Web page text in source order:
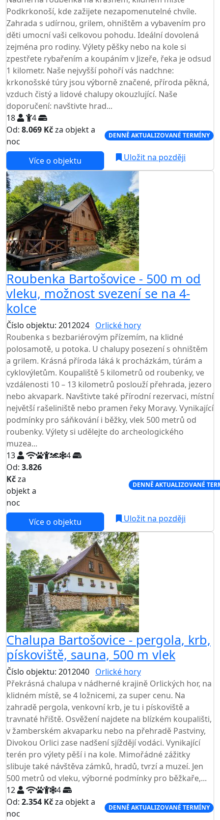
Podkrkonoší, kde zažijete nezapomenutelné chvíle.
Zahrada s udírnou, grilem, ohništěm a vybavením pro
děti umocní vaši celkovou pohodu. Ideální dovolená
zejména pro rodiny. Výlety pěšky nebo na kole si
zpestřete rybařením a koupáním v Jizeře, řeka je odsud
1 kilometr. Naše nejvyšší pohoří vás nadchne:
krkonošské túry jsou výborně značené, příroda pěkná,
vzduch čistý a lidové chalupy okouzlující. Naše
doporučení: navštivte hrad...
18
4
Od: 8.069 Kčza objekt a
noc
DENNĚ AKTUALIZOVANÉ TERMÍNY
Více o objektu Uložit na později
Roubenka Bartošovice - 500 m od
vleku, možnost svezení se na 4-
kolce
Číslo objektu: 2012024 Orlické hory
Roubenka s bezbariérovým přízemím, na klidné
polosamotě, u potoka. U chalupy posezení s ohništěm
a grilem. Krásná příroda láká k procházkám, túrám a
cyklovýletům. Koupaliště 5 kilometrů od roubenky, ve
vzdálenosti 10 – 13 kilometrů poslouží přehrada, jezero
nebo akvapark. Navštivte také přírodní rezervaci, místní
největší rašeliniště nebo pramen řeky Moravy. Vynikající
podmínky pro sáňkování i běžky, vlek 500 metrů od
roubenky. Výlety si udělejte do archeologického
muzea...
13
4
Od: 3.826
Kčza
objekt a
noc
DENNĚ AKTUALIZOVANÉ
Více o objektu Uložit na později
Chalupa Bartošovice - pergola, krb,
pískoviště, sauna, 500 m vlek
Číslo objektu: 2012040 Orlické hory
Překrásná chalupa v nádherné krajině Orlických hor, na
klidném místě, se 4 ložnicemi, za super cenu. Na
zahradě pergola, venkovní krb, je tu i pískoviště a
travnaté hřiště. Osvěžení najdete na blízkém koupališti,
v žamberském akvaparku nebo na přehradě Pastviny,
Divokou Orlici zase nadšení sjíždějí vodáci. Vynikající
terén pro výlety pěší i na kole. Mimořádné zážitky
slibuje také návštěva zámků, hradů, tvrzí a muzeí. Jen
500 metrů od vleku, výborné podmínky pro běžkaře,...
12
4
Od: 2.354 Kčza objekt a
noc
DENNĚ AKTUALIZOVANÉ TERMÍNY